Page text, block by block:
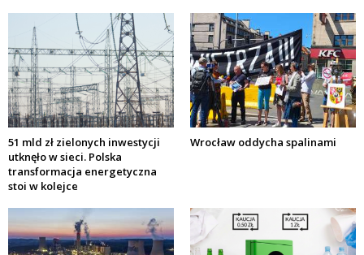
51 mld zł zielonych inwestycji
utknęło w sieci. Polska
transformacja energetyczna
stoi w kolejce
Wrocław oddycha spalinami